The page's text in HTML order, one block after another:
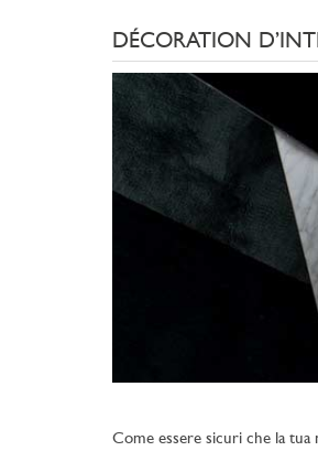
DÉCORATION
Come essere sicuri che la tua